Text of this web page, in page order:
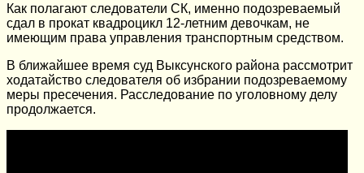
Как полагают следователи СК, именно подозреваемый
сдал в прокат квадроцикл 12-летним девочкам, не
имеющим права управления транспортным средством.
В ближайшее время суд Выксунского района рассмотрит
ходатайство следователя об избрании подозреваемому
меры пресечения. Расследование по уголовному делу
продолжается.